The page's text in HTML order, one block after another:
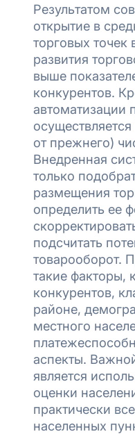
Результатом
открытие в
торговых точек
развития
выше
конкурентов.
автоматизации
от прежнего)
Внедренная
только
размещения
определить ее
подсчитать
товарооборот.
такие факторы,
конкурентов,
районе,
местного
аспекты.
является
оценки
практически
населенных